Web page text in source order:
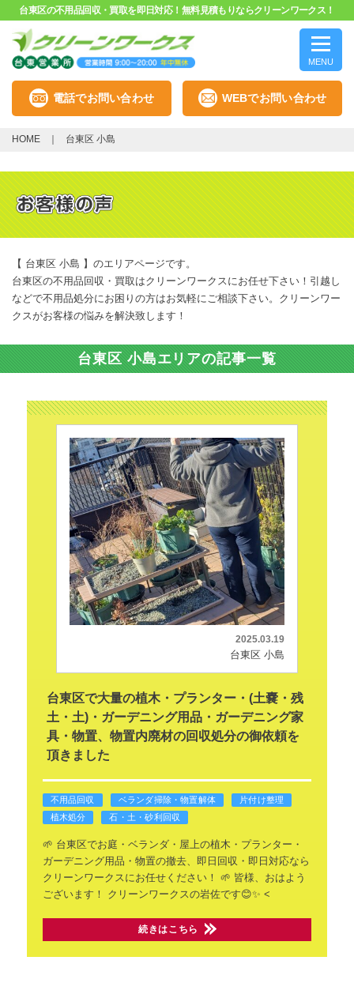
台東区の不用品回収・買取を即日対応！無料見積もりならクリーンワークス！
MENU
電話でお問い合わせ WEBでお問い合わせ
HOME 台東区 小島
【 台東区 小島 】のエリアページです。
台東区の不用品回収・買取はクリーンワークスにお任せ下さい！引越し
などで不用品処分にお困りの方はお気軽にご相談下さい。クリーンワー
クスがお客様の悩みを解決致します！
台東区 小島エリアの記事一覧
2025.03.19
台東区 小島
台東区で大量の植木・プランター・(土嚢・残
土・土)・ガーデニング用品・ガーデニング家
具・物置、物置内廃材の回収処分の御依頼を
頂きました
不用品回収 ベランダ掃除・物置解体
片付け整理
植木処分
石・土・砂利回収
🌱 台東区でお庭・ベランダ・屋上の植木・プランター・
ガーデニング用品・物置の撤去、即日回収・即日対応なら
クリーンワークスにお任せください！ 🌱 皆様、おはよう
ございます！
クリーンワークスの岩佐です😊✨ <
続きはこちら